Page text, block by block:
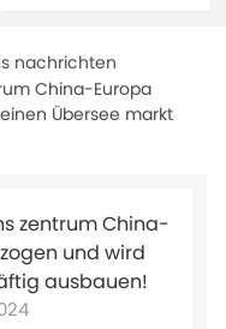
nachrichten
China-Europa
Übersee markt
zentrum China-
und wird
ausbauen!